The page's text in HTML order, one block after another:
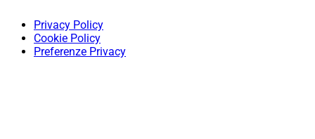
Privacy Policy
Cookie Policy
Preferenze Privacy